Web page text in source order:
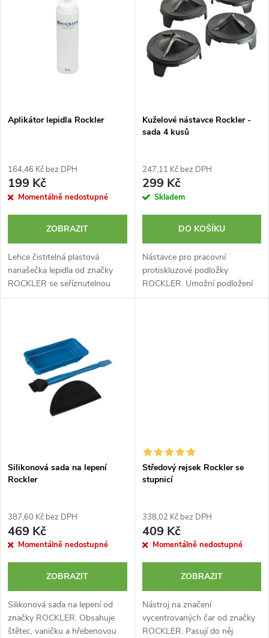
r
o
d
u
k
t
p
o
d
k
t
Aplikátor lepidla Rockler
164,46 Kč bez DPH
199 Kč
Momentálně nedostupné
ZOBRAZIT
Lehce čistitelná plastová
nanašečka lepidla od značky
ROCKLER se seříznutelnou
špičkou. Lahev zabrání
Kuželové nástavce Rockler -
sada 4 kusů
247,11 Kč bez DPH
299 Kč
Skladem
DO KOŠÍKU
Nástavce pro pracovní
protiskluzové podložky
ROCKLER. Umožní podložení
projektů při minimalizaci
Silikonová sada na lepení
Rockler
387,60 Kč bez DPH
469 Kč
Momentálně nedostupné
ZOBRAZIT
Silikonová sada na lepení od
značky ROCKLER. Obsahuje
štětec, vaničku a hřebenovou
Středový rejsek Rockler se
stupnicí
338,02 Kč bez DPH
409 Kč
Momentálně nedostupné
ZOBRAZIT
Nástroj na značení
vycentrovaných čar od značky
ROCKLER. Pasují do něj